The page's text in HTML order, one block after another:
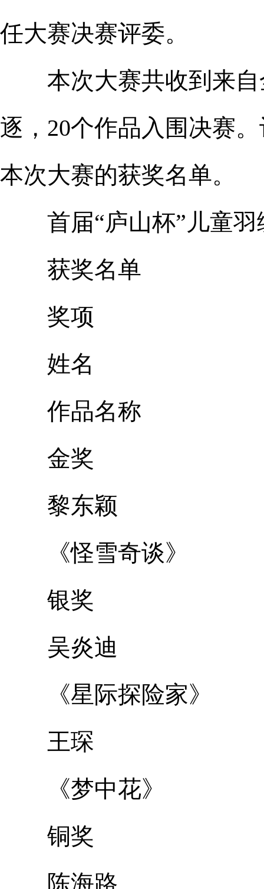
任大赛决赛评委。
本次大赛共收到来自
逐，20个作品入围决赛
本次大赛的获奖名单。
首届“庐山杯”儿童羽
获奖名单
奖项
姓名
作品名称
金奖
黎东颖
《怪雪奇谈》
银奖
吴炎迪
《星际探险家》
王琛
《梦中花》
铜奖
陈海路